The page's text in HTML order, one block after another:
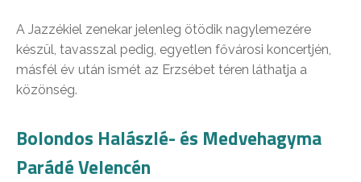
A Jazzékiel zenekar jelenleg ötödik nagylemezére
készül, tavasszal pedig, egyetlen fővárosi koncertjén,
másfél év után ismét az Erzsébet téren láthatja a
közönség.
Bolondos Halászlé- és Medvehagyma
Parádé Velencén